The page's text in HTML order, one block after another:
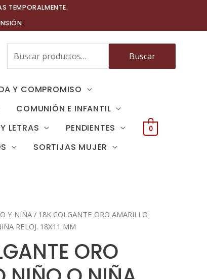
TEMPORALMENTE.
Buscar
por:
Buscar
Y COMPROMISO
COMUNIÓN E INFANTIL
LETRAS
PENDIENTES
SORTIJAS MUJER
0
Y NIÑA/ 18K COLGANTE ORO AMARILLO
RELOJ. 18X11 MM
ORO